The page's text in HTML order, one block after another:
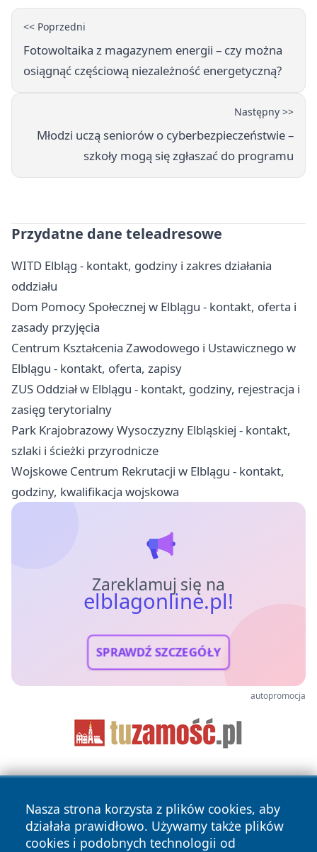
<< Poprzedni
Fotowoltaika z magazynem energii – czy można
osiągnąć częściową niezależność energetyczną?
Następny >>
Młodzi uczą seniorów o cyberbezpieczeństwie –
szkoły mogą się zgłaszać do programu
Przydatne dane teleadresowe
WITD Elbląg - kontakt, godziny i zakres działania
oddziału
Dom Pomocy Społecznej w Elblągu - kontakt, oferta i
zasady przyjęcia
Centrum Kształcenia Zawodowego i Ustawicznego w
Elblągu - kontakt, oferta, zapisy
ZUS Oddział w Elblągu - kontakt, godziny, rejestracja i
zasięg terytorialny
Park Krajobrazowy Wysoczyzny Elbląskiej - kontakt,
szlaki i ścieżki przyrodnicze
Wojskowe Centrum Rekrutacji w Elblągu - kontakt,
godziny, kwalifikacja wojskowa
Zareklamuj się na
elblagonline.pl!
SPRAWDŹ SZCZEGÓŁY
autopromocja
Nasza strona korzysta z plików cookies, aby
działała prawidłowo. Używamy także plików
cookies i podobnych technologii od